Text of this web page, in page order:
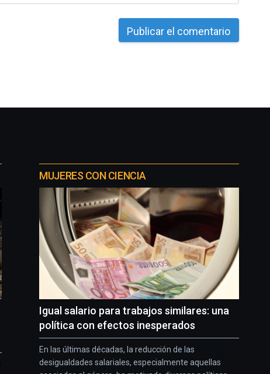
MUJERES CON CIENCIA
Igual salario para trabajos similares: una
política con efectos inesperados
En las últimas décadas, la reducción de las
desigualdades salariales, especialmente aquellas